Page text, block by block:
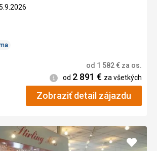
od 1 582€ za os.
Informácie
od 2 891 € za všetkých
Zobraziť detail zájazdu
Pridať
do